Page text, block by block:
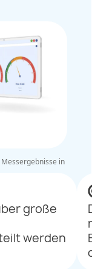
große
werden
in